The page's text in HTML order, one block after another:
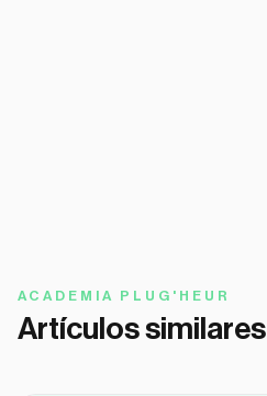
ACADEMIA PLUG'HEUR
Artículos similares